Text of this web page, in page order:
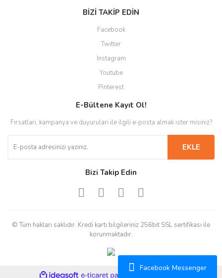
Facebook Messenger
BİZİ TAKİP EDİN
Facebook
Twitter
Instagram
Youtube
Pinterest
E-Bültene Kayıt Ol!
Fırsatları, kampanya ve duyuruları ile ilgili e-posta almak ister misiniz?
EKLE
Bizi Takip Edin
© Tüm hakları saklıdır. Kredi kartı bilgileriniz 256bit SSL sertifikası ile
korunmaktadır.
ideasoft